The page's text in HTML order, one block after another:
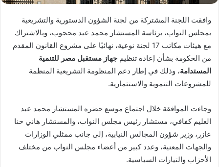
وافقت اللجنة المشتركة من لجنة الشؤون الدستورية والتشريعية
بمجلس النواب، برئاسة المستشار محمد عيد محجوب، وبالاشتراك
مع هيئات مكاتب 17 لجنة نوعية، نهائيًا على مشروع القانون المقدم
من الحكومة بشأن إعادة تنظيم جهاز مستقبل مصر للتنمية
المستدامة، وذلك في إطار دعم المنظومة التشريعية المنظمة
للمشروعات التنموية والاستثمارية.
وجاءت الموافقة خلال اجتماع موسع حضره المستشار محمد عبد
العليم كفافي، مستشار رئيس مجلس النواب، والمستشار هاني حنا
عازر، وزير شؤون المجالس النيابية، إلى جانب ممثلي الوزارات
والجهات المعنية، وعدد كبير من أعضاء مجلس النواب من مختلف
الأحزاب والتيارات السياسية.